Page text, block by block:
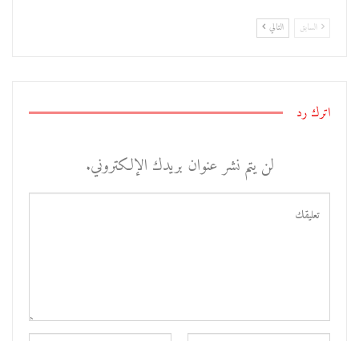
السابق التالي
اترك رد
لن يتم نشر عنوان بريدك الإلكتروني.